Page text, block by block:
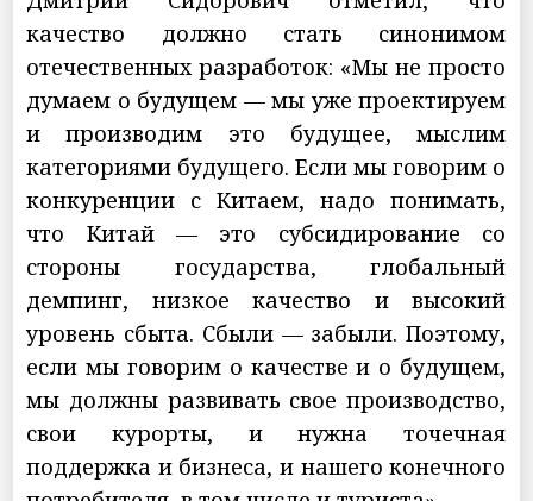
качество должно стать синонимом
отечественных разработок: «Мы не просто
думаем о будущем — мы уже проектируем
и производим это будущее, мыслим
категориями будущего. Если мы говорим о
конкуренции с Китаем, надо понимать,
что Китай — это субсидирование со
стороны государства, глобальный
демпинг, низкое качество и высокий
уровень сбыта. Сбыли — забыли. Поэтому,
если мы говорим о качестве и о будущем,
мы должны развивать свое производство,
свои курорты, и нужна точечная
поддержка и бизнеса, и нашего конечного